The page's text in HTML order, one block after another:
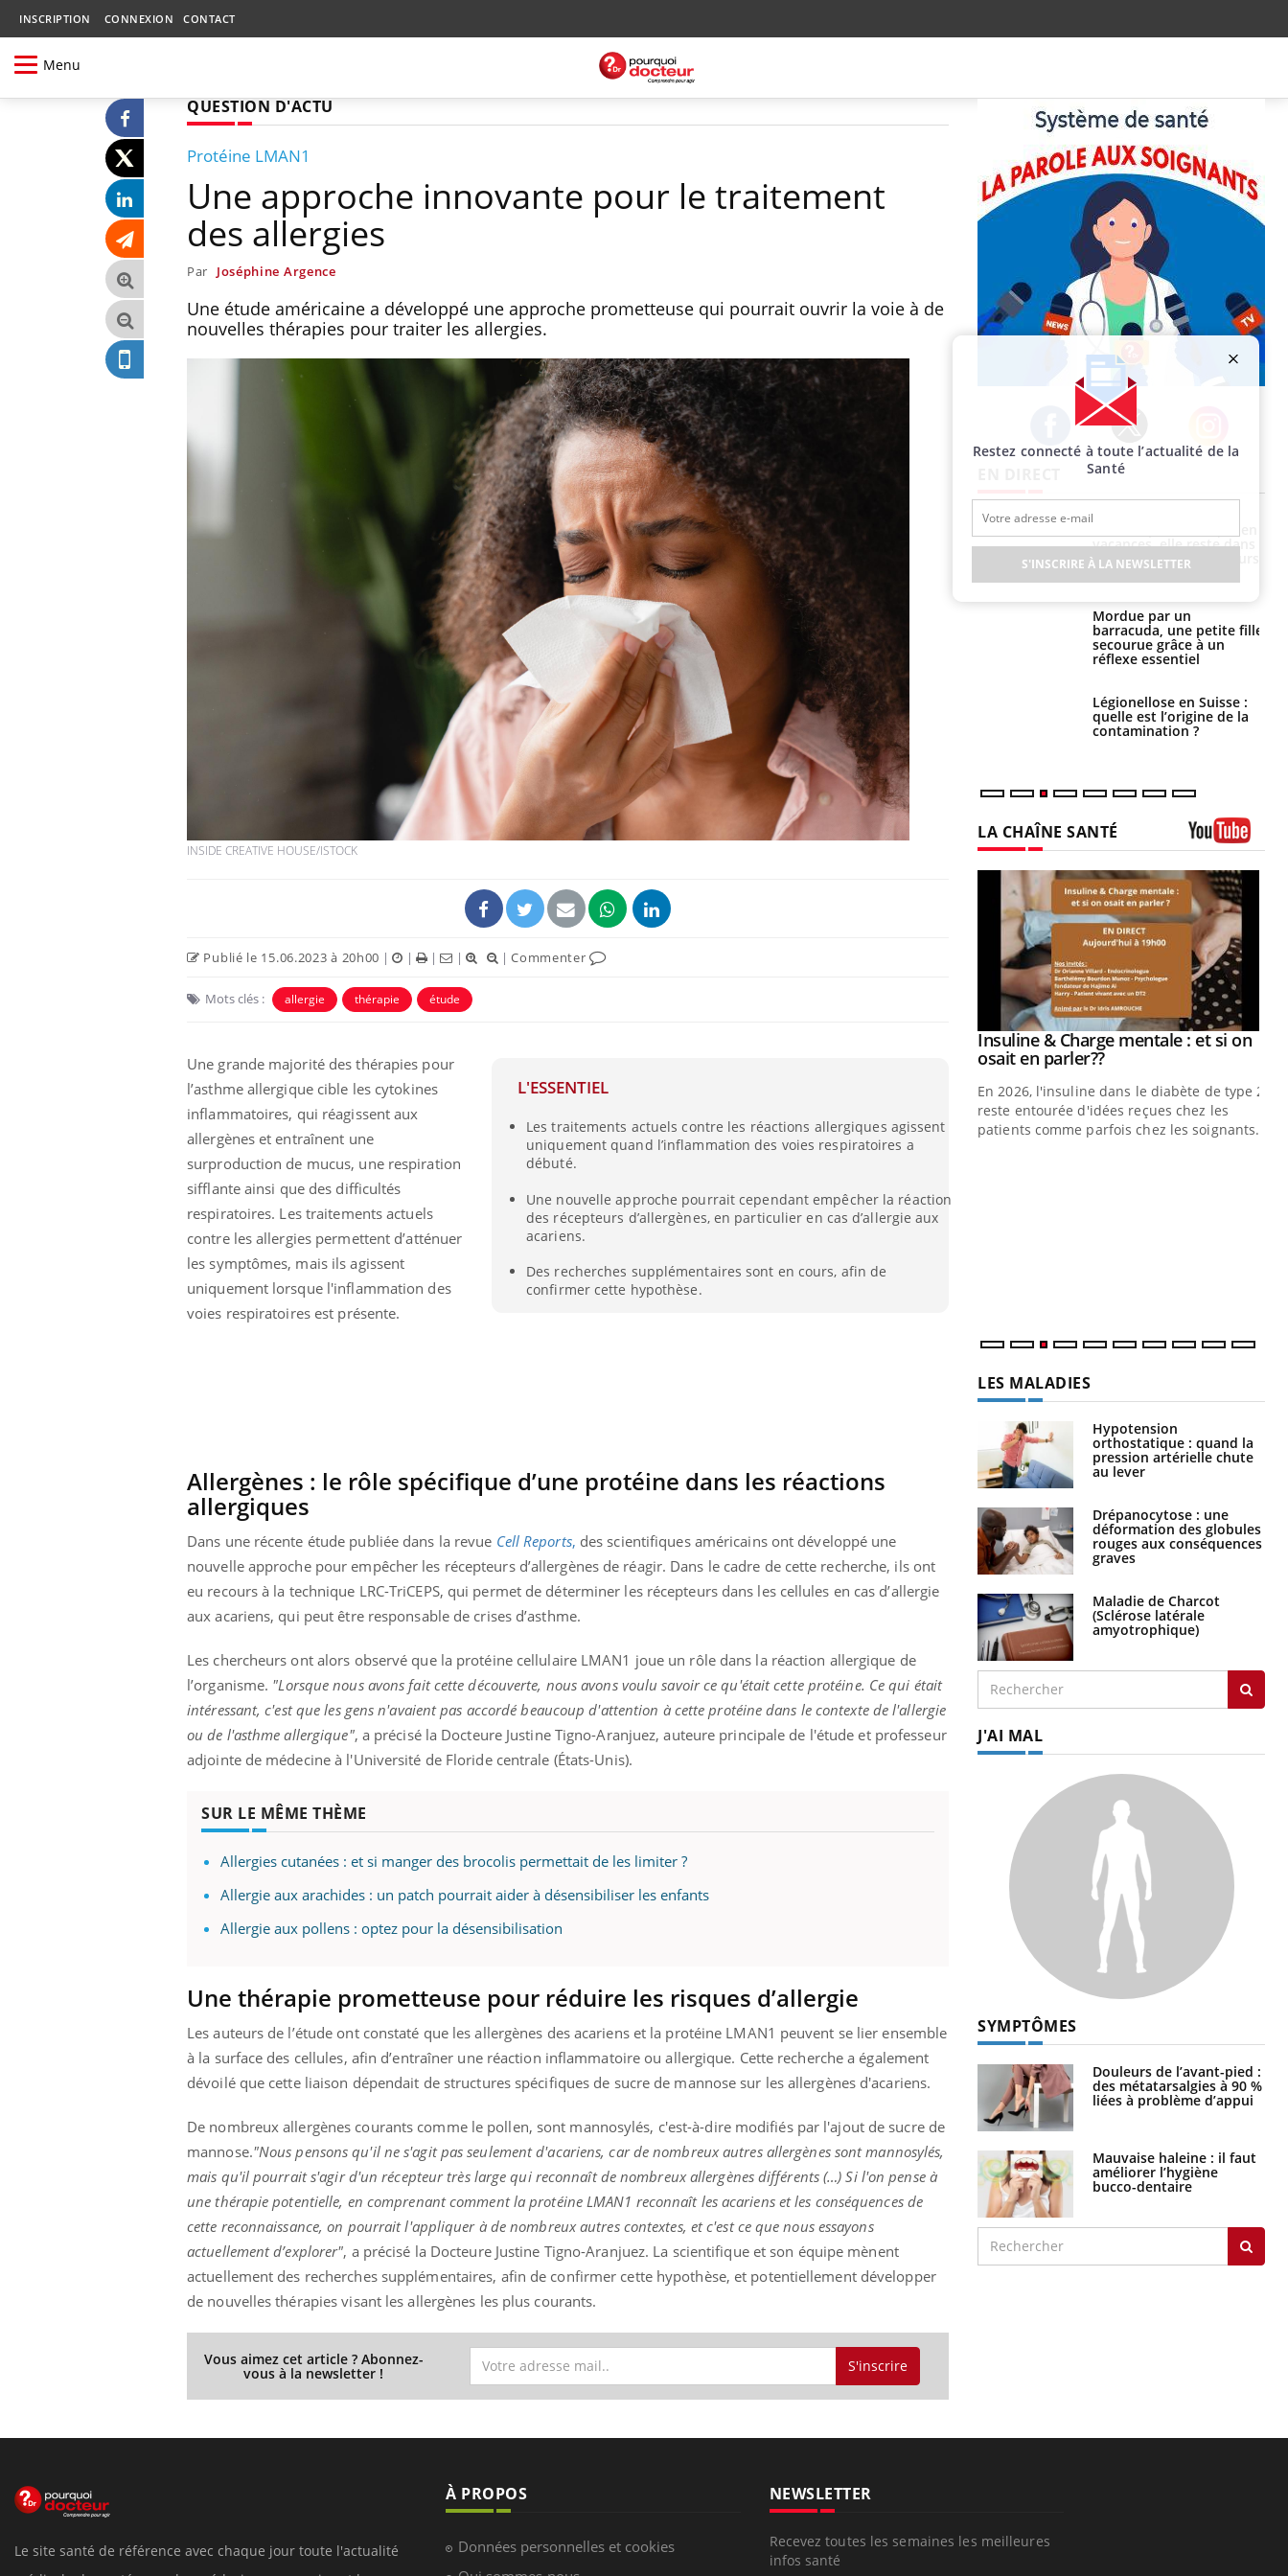
INSCRIPTION CONNEXION CONTACT
Menu
QUESTION D'ACTU
Protéine LMAN1
Une approche innovante pour le traitement
des allergies
Par Joséphine Argence
Une étude américaine a développé une approche prometteuse qui pourrait ouvrir la voie à de
nouvelles thérapies pour traiter les allergies.
INSIDE CREATIVE HOUSE/ISTOCK
Publié le 15.06.2023 à 20h00 | | | | |Commenter
Mots clés : allergie thérapie étude
L'ESSENTIEL
Les traitements actuels contre les réactions allergiques agissent
uniquement quand l’inflammation des voies respiratoires a
débuté.
Une nouvelle approche pourrait cependant empêcher la réaction
des récepteurs d’allergènes, en particulier en cas d’allergie aux
acariens.
Des recherches supplémentaires sont en cours, afin de
confirmer cette hypothèse.
Une grande majorité des thérapies pour
l’asthme allergique cible les cytokines
inflammatoires, qui réagissent aux
allergènes et entraînent une
surproduction de mucus, une respiration
sifflante ainsi que des difficultés
respiratoires. Les traitements actuels
contre les allergies permettent d’atténuer
les symptômes, mais ils agissent
uniquement lorsque l'inflammation des
voies respiratoires est présente.
Allergènes : le rôle spécifique d’une protéine dans les réactions
allergiques
Dans une récente étude publiée dans la revue Cell Reports, des scientifiques américains ont développé une
nouvelle approche pour empêcher les récepteurs d’allergènes de réagir. Dans le cadre de cette recherche, ils ont
eu recours à la technique LRC-TriCEPS, qui permet de déterminer les récepteurs dans les cellules en cas d’allergie
aux acariens, qui peut être responsable de crises d’asthme.
Les chercheurs ont alors observé que la protéine cellulaire LMAN1 joue un rôle dans la réaction allergique de
l’organisme. "Lorsque nous avons fait cette découverte, nous avons voulu savoir ce qu'était cette protéine. Ce qui était
intéressant, c'est que les gens n'avaient pas accordé beaucoup d'attention à cette protéine dans le contexte de l'allergie
ou de l'asthme allergique", a précisé la Docteure Justine Tigno-Aranjuez, auteure principale de l'étude et professeur
adjointe de médecine à l'Université de Floride centrale (États-Unis).
SUR LE MÊME THÈME
Allergies cutanées : et si manger des brocolis permettait de les limiter ?
Allergie aux arachides : un patch pourrait aider à désensibiliser les enfants
Allergie aux pollens : optez pour la désensibilisation
Une thérapie prometteuse pour réduire les risques d’allergie
Les auteurs de l’étude ont constaté que les allergènes des acariens et la protéine LMAN1 peuvent se lier ensemble
à la surface des cellules, afin d’entraîner une réaction inflammatoire ou allergique. Cette recherche a également
dévoilé que cette liaison dépendait de structures spécifiques de sucre de mannose sur les allergènes d'acariens.
De nombreux allergènes courants comme le pollen, sont mannosylés, c'est-à-dire modifiés par l'ajout de sucre de
mannose."Nous pensons qu'il ne s'agit pas seulement d'acariens, car de nombreux autres allergènes sont mannosylés,
mais qu'il pourrait s'agir d'un récepteur très large qui reconnaît de nombreux allergènes différents (…) Si l'on pense à
une thérapie potentielle, en comprenant comment la protéine LMAN1 reconnaît les acariens et les conséquences de
cette reconnaissance, on pourrait l'appliquer à de nombreux autres contextes, et c'est ce que nous essayons
actuellement d’explorer", a précisé la Docteure Justine Tigno-Aranjuez. La scientifique et son équipe mènent
actuellement des recherches supplémentaires, afin de confirmer cette hypothèse, et potentiellement développer
de nouvelles thérapies visant les allergènes les plus courants.
Vous aimez cet article ? Abonnez-
vous à la newsletter ! S'inscrire
Facebook Twitter Instagram
Pourquoi votre ventre
gâche-t-il les premiers
jours de vos vacances ?
Fortes chaleurs :
pourquoi le risque de
noyade grimpe-t-il ?
Le Viagra pourrait-il
freiner la propagation du
cancer ?
Pourquoi manger moins
de protéines pourrait
finalement être bénéfique
Grossesse et chaleur : ce
que dit la science
Le smartphone nuit-il à
l'apprentissage de la
lecture ?
vacances, elle reste dans
le coma pendant 42 jours
Mordue par un
barracuda, une petite fille
secourue grâce à un
réflexe essentiel
Légionellose en Suisse :
quelle est l’origine de la
contamination ?
LA CHAÎNE SANTÉ
expliquer ma maladie
Il y a des sujets qui sont faciles à aborder...
d'autres non ! D'un côté, poser des
questions sur la maladie d'un proche c'est
carence en fer sont multiples ce qui la rend
...
Youtube
Insuline & Charge mentale : et si on
osait en parler??Youtube
En 2026, l'insuline dans le diabète de type 2
reste entourée d'idées reçues chez les
patients comme parfois chez les soignants.
LES MALADIES
Hypotension
orthostatique : quand la
pression artérielle chute
au lever
Drépanocytose : une
déformation des globules
rouges aux conséquences
graves
Maladie de Charcot
(Sclérose latérale
amyotrophique)
J'AI MAL
SYMPTÔMES
Douleurs de l’avant-pied :
des métatarsalgies à 90 %
liées à problème d’appui
Mauvaise haleine : il faut
améliorer l’hygiène
bucco-dentaire
Restez connecté à toute l’actualité de la
Santé
S'INSCRIRE À LA NEWSLETTER
Le site santé de référence avec chaque jour toute l'actualité
À PROPOS
Données personnelles et cookies
NEWSLETTER
Recevez toutes les semaines les meilleures
infos santé